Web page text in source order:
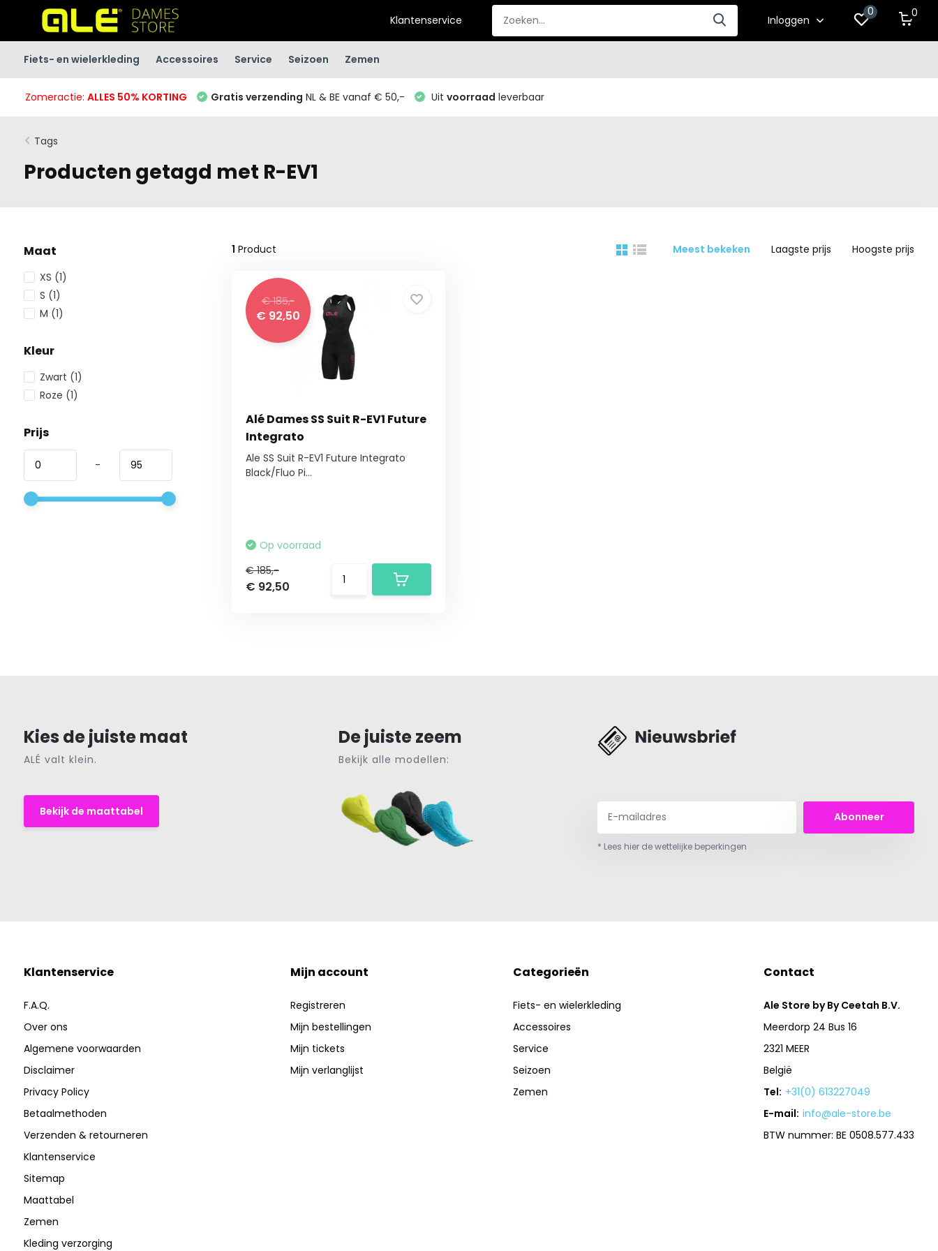
Klantenservice Inloggen
0 0
Fiets- en wielerkleding Accessoires Service Seizoen Zemen
Zomeractie: ALLES 50% KORTING Gratis verzending NL & BE vanaf € 50,- Uit voorraad leverbaar
Tags
Producten getagd met R-EV1
Maat
XS (1)
S (1)
M (1)
Kleur
Zwart (1)
Roze (1)
Prijs
-
1 Product Meest bekeken Laagste prijs Hoogste prijs
€ 185,-
€ 92,50
Alé Dames SS Suit R-EV1 Future
Integrato
Ale SS Suit R-EV1 Future Integrato
Black/Fluo Pi...
Op voorraad
€ 185,-
€ 92,50
Kies de juiste maat
ALÉ valt klein.
Bekijk de maattabel
De juiste zeem
Bekijk alle modellen:
Abonneer
* Lees hier de wettelijke beperkingen
Klantenservice
F.A.Q.
Over ons
Algemene voorwaarden
Disclaimer
Privacy Policy
Betaalmethoden
Verzenden & retourneren
Klantenservice
Sitemap
Maattabel
Zemen
Kleding verzorging
Mijn account
Registreren
Mijn bestellingen
Mijn tickets
Mijn verlanglijst
Categorieën
Fiets- en wielerkleding
Accessoires
Service
Seizoen
Zemen
Contact
Ale Store by By Ceetah B.V.
Meerdorp 24 Bus 16
2321 MEER
België
Tel: +31(0) 613227049
E-mail: info@ale-store.be
BTW nummer: BE 0508.577.433